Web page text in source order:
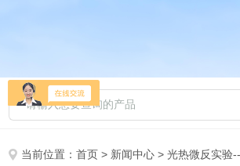
当前位置：首页 > 新闻中心 > 光热微反实验